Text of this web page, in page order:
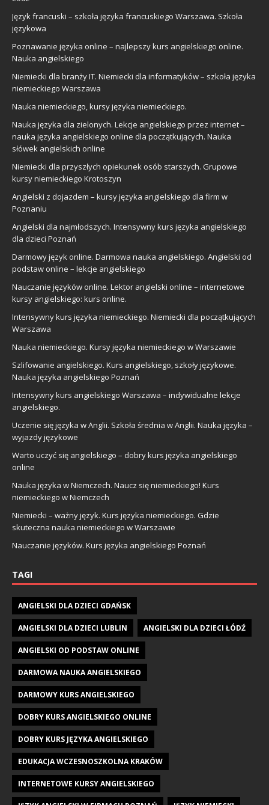
Język francuski – szkoła języka francuskiego Warszawa. Szkoła
językowa
Poznawanie języka online – najlepszy kurs angielskiego online.
Nauka angielskiego
Niemiecki dla branży IT. Niemiecki dla informatyków – szkoła języka
niemieckiego Warszawa
Nauka niemieckiego, kursy języka niemieckiego.
Nauka języka dla zielonych. Lekcje angielskiego przez internet –
nauka języka angielskiego online dla początkujących. Nauka
słówek angielskich online
Niemiecki dla przyszłych opiekunek osób starszych. Grupowe
kursy niemieckiego Krotoszyn
Angielski z dojazdem – kursy języka angielskiego dla firm w
Poznaniu
Angielski dla najmłodszych. Intensywny kurs języka angielskiego
dla dzieci Poznań
Darmowy język online. Darmowa nauka angielskiego. Angielski od
podstaw online – lekcje angielskiego
Nauczanie języków online. Lektor angielski online – internetowe
kursy angielskiego: kurs online.
Intensywny kurs języka niemieckiego. Niemiecki dla początkujących
Warszawa
Nauka niemieckiego. Kursy języka niemieckiego w Warszawie
Szlifowanie angielskiego. Kurs angielskiego, szkoły językowe.
Nauka języka angielskiego Poznań
Intensywny kurs angielskiego Warszawa – indywidualne lekcje
angielskiego.
Uczenie się języka w Anglii. Szkoła średnia w Anglii. Nauka języka –
wyjazdy językowe
Warto uczyć się angielskiego – dobry kurs języka angielskiego
online
Nauka języka w Niemczech. Naucz się niemieckiego! Kurs
niemieckiego w Niemczech
Niemiecki – ważny język. Kurs języka niemieckiego. Gdzie
skuteczna nauka niemieckiego w Warszawie
Nauczanie języków. Kurs języka angielskiego Poznań
TAGI
ANGIELSKI DLA DZIECI GDAŃSK
ANGIELSKI DLA DZIECI LUBLIN ANGIELSKI DLA DZIECI ŁÓDŹ
ANGIELSKI OD PODSTAW ONLINE
DARMOWA NAUKA ANGIELSKIEGO
DARMOWY KURS ANGIELSKIEGO
DOBRY KURS ANGIELSKIEGO ONLINE
DOBRY KURS JĘZYKA ANGIELSKIEGO
EDUKACJA WCZESNOSZKOLNA KRAKÓW
INTERNETOWE KURSY ANGIELSKIEGO